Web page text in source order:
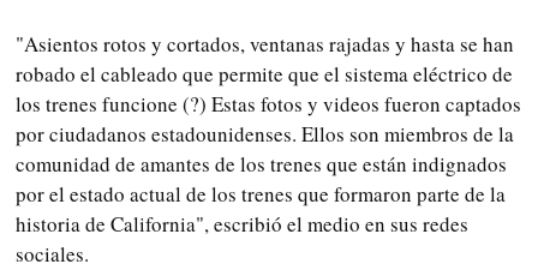
"Asientos rotos y cortados, ventanas rajadas y hasta se han
robado el cableado que permite que el sistema eléctrico de
los trenes funcione (?) Estas fotos y videos fueron captados
por ciudadanos estadounidenses. Ellos son miembros de la
comunidad de amantes de los trenes que están indignados
por el estado actual de los trenes que formaron parte de la
historia de California", escribió el medio en sus redes
sociales.